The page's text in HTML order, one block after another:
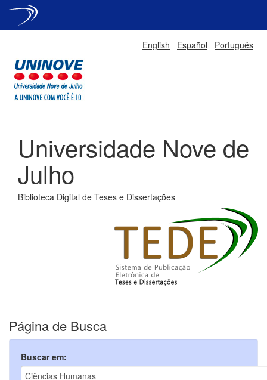
English Español Português
Universidade Nove de
Julho
Biblioteca Digital de Teses e Dissertações
Página de Busca
Buscar em: